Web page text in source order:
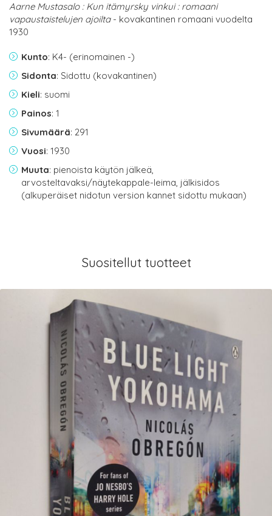
Aarne Mustasalo : Kun itämyrsky vinkui : romaani
vapaustaistelujen ajoilta- kovakantinen romaani vuodelta
1930
Kunto: K4- (erinomainen -)
Sidonta: Sidottu (kovakantinen)
Kieli: suomi
Painos: 1
Sivumäärä: 291
Vuosi: 1930
Muuta: pienoista käytön jälkeä,
arvosteltavaksi/näytekappale-leima, jälkisidos
(alkuperäiset nidotun version kannet sidottu mukaan)
Suositellut tuotteet